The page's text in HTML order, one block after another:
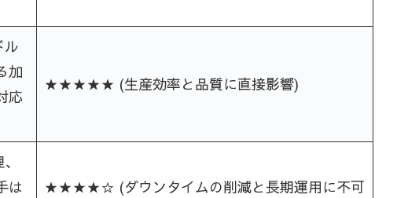
ル
加
応
★★★★★ (生産効率と品質に直接影響)
は
★★★★☆ (ダウンタイムの削減と長期運用に不可